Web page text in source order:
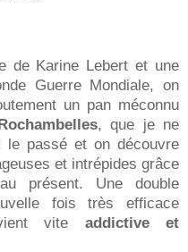
de Karine Lebert et une
Guerre Mondiale, on
un pan méconnu
, que je ne
le passé et on découvre
et intrépides grâce
présent. Une double
fois très efficace
vite addictive et